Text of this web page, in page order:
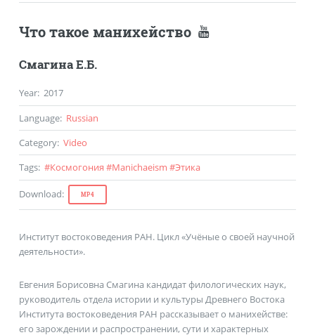
Что такое манихейство
Смагина Е.Б.
Year: 2017
Language: Russian
Category: Video
Tags: #Космогония #Manichaeism #Этика
Download: MP4
Институт востоковедения РАН. Цикл «Учёные о своей научной
деятельности».
Евгения Борисовна Смагина кандидат филологических наук,
руководитель отдела истории и культуры Древнего Востока
Института востоковедения РАН рассказывает о манихействе:
его зарождении и распространении, сути и характерных